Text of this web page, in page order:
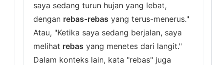
saya sedang turun hujan yang lebat,
dengan rebas-rebas yang terus-menerus."
Atau, "Ketika saya sedang berjalan, saya
melihat rebas yang menetes dari langit."
Dalam konteks lain, kata "rebas" juga